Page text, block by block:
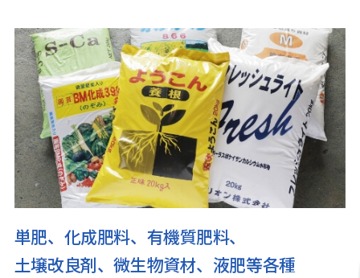
単肥、化成肥料、有機質肥料、
土壌改良剤、微生物資材、液肥等各種